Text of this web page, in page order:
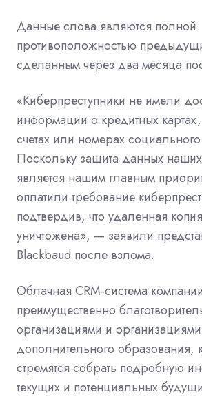
Данные слова являются полной
противоположностью
сделанным через два месяца
«Киберпреступники не имели
информации о кредитных
счетах или номерах
Поскольку защита данных
является нашим главным
оплатили требование
подтвердив, что удаленная
уничтожена», — заявили
Blackbaud после взлома.
Облачная CRM-система
преимущественно
организациями и организациями
дополнительного образования,
стремятся собрать подробную
текущих и потенциальных